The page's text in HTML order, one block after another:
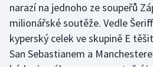
Judo
Krasobruslení
narazí na jednoho ze soupeřů
milionářské soutěže. Vedle
kyperský celek ve skupině E
San Sebastianem a